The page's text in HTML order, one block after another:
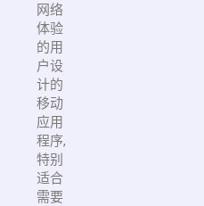
网络
体验
的用
户设
计的
移动
应用
程序,
特别
适合
需要